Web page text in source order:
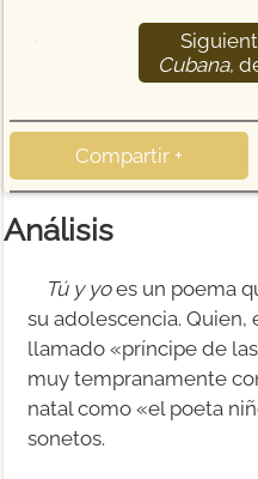
Cubana,
Compartir +
Análisis
Tú y yoes un poema
su adolescencia. Quien,
llamado «príncipe de
muy tempranamente
natal como «el poeta
sonetos.